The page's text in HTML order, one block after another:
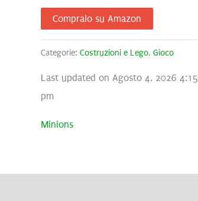
Compralo su Amazon
Categorie: Costruzioni e Lego, Gioco
Last updated on Agosto 4, 2026 4:15
pm
Minions